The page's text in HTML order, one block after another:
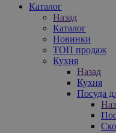
Каталог
Назад
Каталог
Новинки
ТОП продаж
Кухня
Назад
Кухня
Посуда